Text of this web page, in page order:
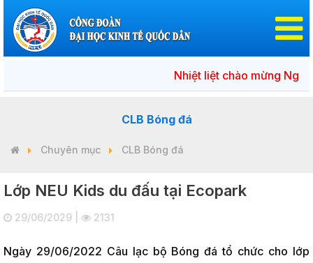
Nhiệt liệt chào mừng Ngày
CLB Bóng đá
Chuyên mục CLB Bóng đá
Lớp NEU Kids du đấu tại Ecopark
29/06/2029 | 2131
Ngày 29/06/2022 Câu lạc bộ Bóng đá tổ chức cho lớp